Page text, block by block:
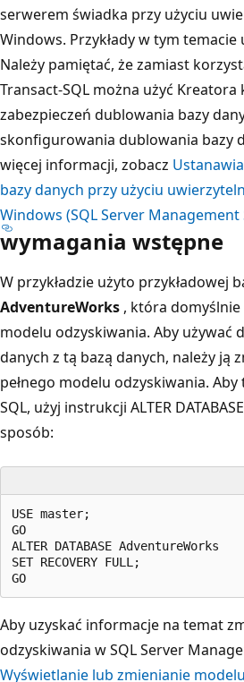
serwerem świadka przy użyciu
Windows. Przykłady w tym temacie
Należy pamiętać, że zamiast
Transact-SQL można użyć
zabezpieczeń dublowania bazy
skonfigurowania dublowania bazy
więcej informacji, zobacz
bazy danych przy użyciu
Windows (SQL Server
wymagania wstępne
W przykładzie użyto przykładowej
AdventureWorks , która
modelu odzyskiwania. Aby używać
danych z tą bazą danych, należy ją
pełnego modelu odzyskiwania.
SQL, użyj instrukcji ALTER
sposób:
USE master;
GO
ALTER DATABASE AdventureWorks
SET RECOVERY FULL;
Aby uzyskać informacje na temat
odzyskiwania w SQL Server
Wyświetlanie lub zmienianie